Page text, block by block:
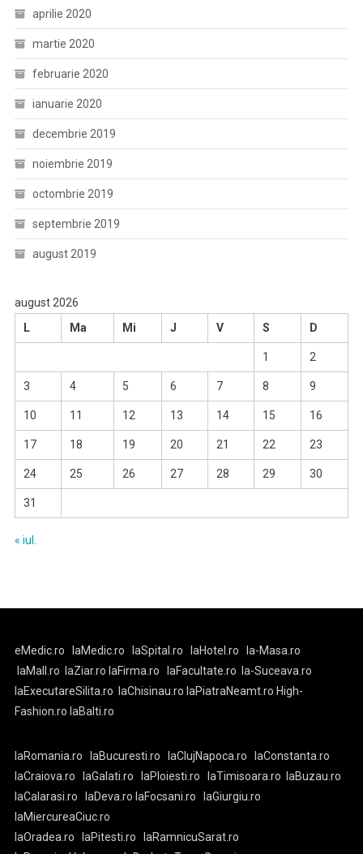
aprilie 2020
martie 2020
februarie 2020
ianuarie 2020
decembrie 2019
noiembrie 2019
octombrie 2019
septembrie 2019
august 2019
august 2026
L
Ma Mi J V S D
1 2
3 4 5 6 7 8 9
10 11 12 13 14 15 16
17 18 19 20 21 22 23
24 25 26 27 28 29 30
31
« iul.
eMedic.ro laMedic.ro laSpital.ro laHotel.ro
la-Masa.ro
laMall.ro
laZiar.ro laFirma.ro laFacultate.ro
la-Suceava.ro
laExecutareSilita.ro
laChisinau.ro laPiatraNeamt.ro High-
Fashion.ro laBalti.ro
laRomania.ro laBucuresti.ro laClujNapoca.ro
laConstanta.ro
laCraiova.ro
laGalati.ro laPloiesti.ro laTimisoara.ro
laBuzau.ro
laCalarasi.ro
laDeva.ro laFocsani.ro
laGiurgiu.ro
laMiercureaCiuc.ro
laOradea.ro
laPitesti.ro
laRamnicuSarat.ro